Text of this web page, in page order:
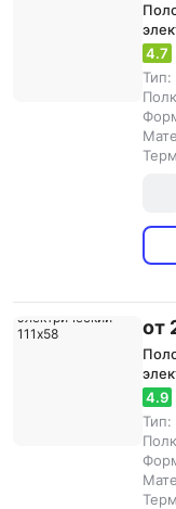
4.7
Тип:
от
4.9
Тип: